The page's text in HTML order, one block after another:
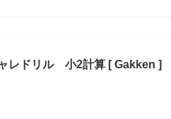
レドリル 小2計算 [ Gakken ]